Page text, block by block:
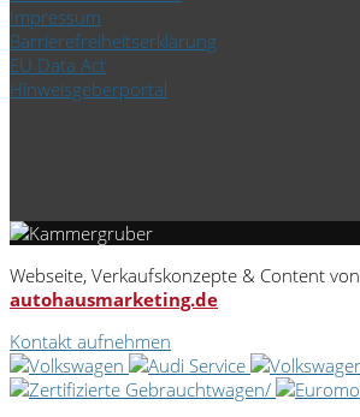
Impressum
Barrierefreiheitserklärung
EU Data Act
Hinweisgeberportal
Webseite, Verkaufskonzepte & Content von
autohausmarketing.de
Kontakt aufnehmen